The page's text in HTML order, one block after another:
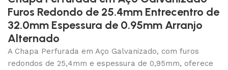
Furos Redondo de 25.4mm Entrecentro de
32.0mm Espessura de 0.95mm Arranjo
Alternado
A Chapa Perfurada em Aço Galvanizado, com furos
redondos de 25,4mm e espessura de 0,95mm, oferece